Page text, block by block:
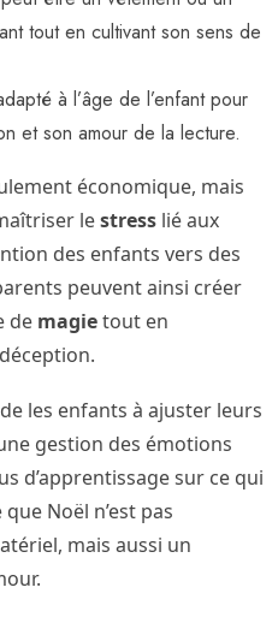
tout en cultivant son sens de
à l’âge de l’enfant pour
et son amour de la lecture.
économique, mais
lestress lié aux
des enfants vers des
peuvent ainsi créer
de magietout en
les enfants à ajuster leurs
gestion des émotions
d’apprentissage sur ce qui
Noël n’est pas
mais aussi un